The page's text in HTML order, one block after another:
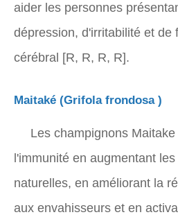
aider les personnes
dépression, d'irritabilité et de
cérébral [R, R, R, R].
Maitaké (Grifola frondosa)
Les champignons
l'immunité en augmentant
naturelles, en améliorant la
aux envahisseurs et en